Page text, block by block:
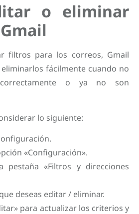
o eliminar
filtros para los correos, Gmail
fácilmente cuando no
o ya no son
lo siguiente:
«Configuración».
pestaña «Filtros y direcciones
deseas editar / eliminar.
para actualizar los criterios y